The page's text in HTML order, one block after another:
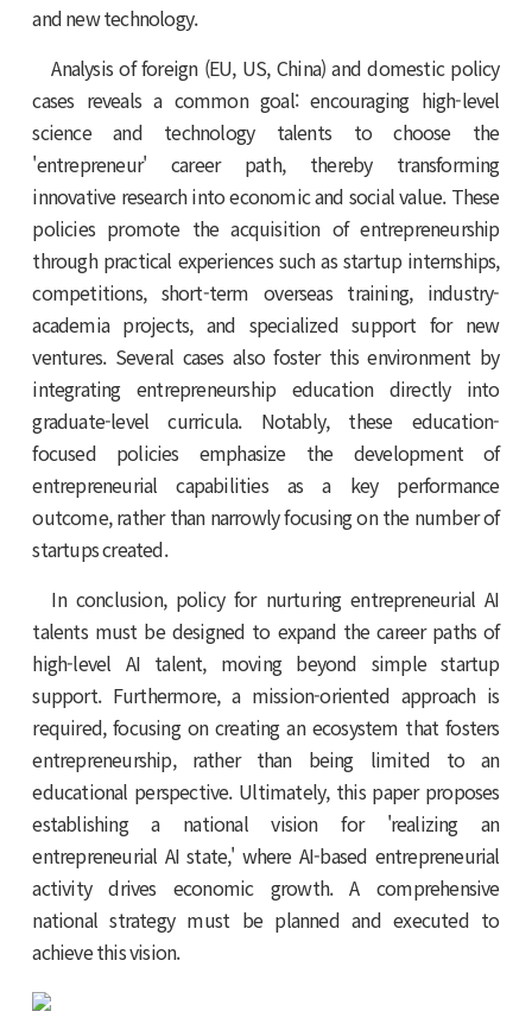
and new technology.
Analysis of foreign (EU, US, China) and domestic policy
cases reveals a common goal: encouraging high-level
science and technology talents to choose the
'entrepreneur' career path, thereby transforming
innovative research into economic and social value. These
policies promote the acquisition of entrepreneurship
through practical experiences such as startup internships,
competitions, short-term overseas training, industry-
academia projects, and specialized support for new
ventures. Several cases also foster this environment by
integrating entrepreneurship education directly into
graduate-level curricula. Notably, these education-
focused policies emphasize the development of
entrepreneurial capabilities as a key performance
outcome, rather than narrowly focusing on the number of
startups created.
In conclusion, policy for nurturing entrepreneurial AI
talents must be designed to expand the career paths of
high-level AI talent, moving beyond simple startup
support. Furthermore, a mission-oriented approach is
required, focusing on creating an ecosystem that fosters
entrepreneurship, rather than being limited to an
educational perspective. Ultimately, this paper proposes
establishing a national vision for 'realizing an
entrepreneurial AI state,' where AI-based entrepreneurial
activity drives economic growth. A comprehensive
national strategy must be planned and executed to
achieve this vision.